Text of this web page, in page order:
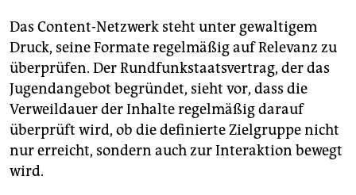
Das Content-Netzwerk steht unter gewaltigem
Druck, seine Formate regelmäßig auf Relevanz zu
überprüfen. Der Rundfunkstaatsvertrag, der das
Jugendangebot begründet, sieht vor, dass die
Verweildauer der Inhalte regelmäßig darauf
überprüft wird, ob die definierte Zielgruppe nicht
nur erreicht, sondern auch zur Interaktion bewegt
wird.